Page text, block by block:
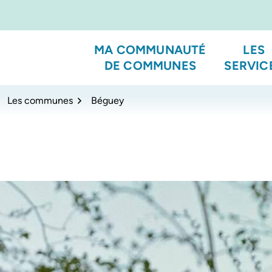
MA COMMUNAUTÉ
DE COMMUNES
LES
Les communes Béguey